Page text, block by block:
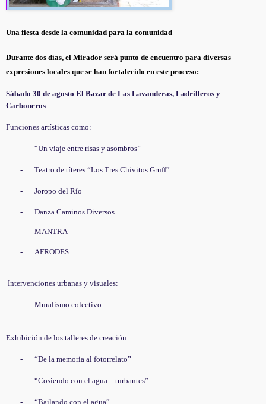
Una fiesta desde la comunidad para la comunidad
Durante dos días, el Mirador será punto de encuentro para diversas
expresiones locales que se han fortalecido en este proceso:
Sábado 30 de agosto El Bazar de Las Lavanderas, Ladrilleros y
Carboneros
Funciones artísticas como:
- “Un viaje entre risas y asombros”
- Teatro de títeres “Los Tres Chivitos Gruff”
- Joropo del Río
- Danza Caminos Diversos
- MANTRA
- AFRODES
Intervenciones urbanas y visuales:
- Muralismo colectivo
Exhibición de los talleres de creación
- “De la memoria al fotorrelato”
- “Cosiendo con el agua – turbantes”
- “Bailando con el agua”